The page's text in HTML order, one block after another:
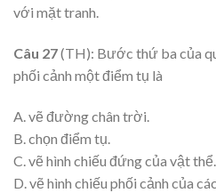
với mặt tranh.
Câu 27(TH): Bước thứ ba của
phối cảnh một điểm tụ là
A. vẽ đường chân trời.
B. chọn điểm tụ.
C. vẽ hình chiếu đứng của vật thể.
D. vẽ hình chiếu phối cảnh của